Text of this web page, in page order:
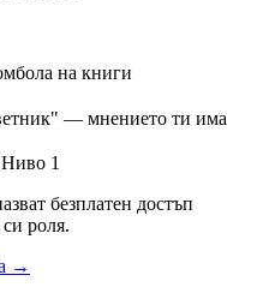
на книги
— мнението ти има
1
безплатен достъп
роля.
→